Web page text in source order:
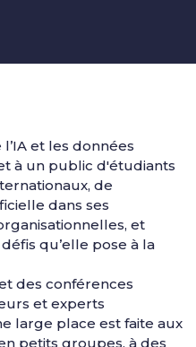
l’IA et les données
à un public d'étudiants
de
dans ses
et
qu’elle pose à la
des conférences
et experts
large place est faite aux
petits groupes, à des